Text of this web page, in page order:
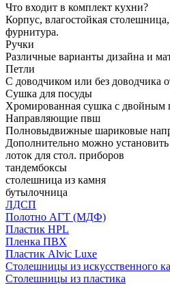
Что входит в комплект кухни?
Корпус, влагостойкая
фурнитура.
Ручки
Различные варианты дизайна и
Петли
С доводчиком или без доводчика
Сушка для посуды
Хромированная сушка с двойным
Направляющие пвш
Полновыдвижные шариковые
Дополнительно можно установить
лоток для стол. приборов
тандембоксы
столешница из камня
бутылочница
ЛДСП
Полотно АГТ (МДФ)
Пластик HPL
Пленка ПВХ
Пластик Alvic Luxe
Столешницы из искусственного
Столешницы из пластика